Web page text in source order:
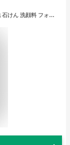
【クーポンでMAX半額 12/3 23:59まで】洗顔 泡 石けん 洗顔料 フォーム 洗顔石鹸 ウォッシュ 無添加 シルク 炭 毛穴 せっけん 固形 チューブ 石けん 枠練り おすすめ ランキング 人気 乾燥肌 敏感肌 花粉 日本製 [プリュ（PLuS）クリアファイン ブラック ソープ][ZZ]